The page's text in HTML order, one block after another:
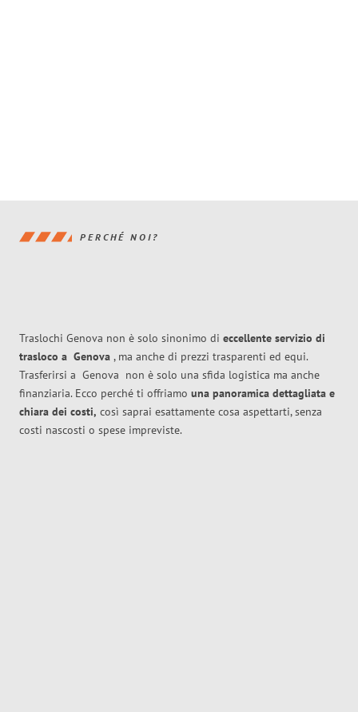
PERCHÉ NOI?
Traslochi Genova non è solo sinonimo di eccellente servizio di
trasloco a Genova , ma anche di prezzi trasparenti ed equi.
Trasferirsi a Genova non è solo una sfida logistica ma anche
finanziaria. Ecco perché ti offriamo una panoramica dettagliata e
chiara dei costi, così saprai esattamente cosa aspettarti, senza
costi nascosti o spese impreviste.